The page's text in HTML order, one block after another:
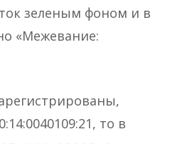
зеленым фоном и в
«Межевание:
то в